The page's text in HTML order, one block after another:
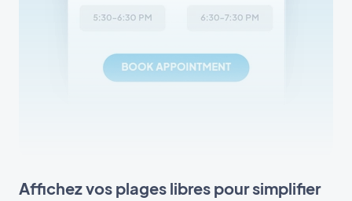
Affichez vos plages libres pour simplifier